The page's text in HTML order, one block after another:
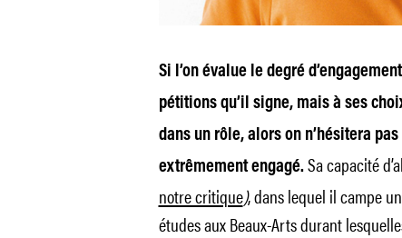
Si l’on évalue le degré
pétitions qu’il signe, mais à ses
dans un rôle, alors on n’hésitera
extrêmement engagé.Sa capacité
notre critique), dans lequel il campe
études aux Beaux-Arts durant